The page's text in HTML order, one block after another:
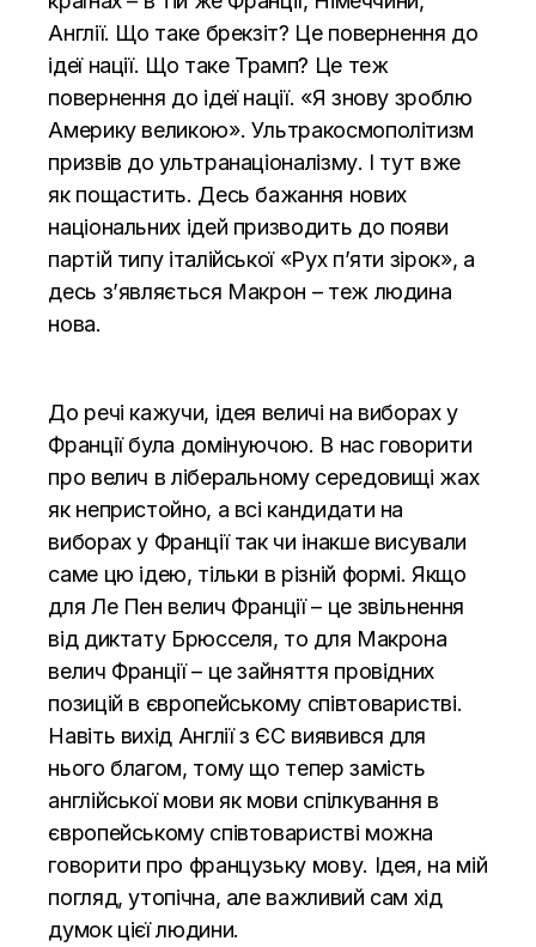
Англії. Що таке брекзіт? Це повернення до
ідеї нації. Що таке Трамп? Це теж
повернення до ідеї нації. «Я знову зроблю
Америку великою». Ультракосмополітизм
призвів до ультранаціоналізму. І тут вже
як пощастить. Десь бажання нових
національних ідей призводить до появи
партій типу італійської «Рух п’яти зірок», а
десь з’являється Макрон – теж людина
нова.
До речі кажучи, ідея величі на виборах у
Франції була домінуючою. В нас говорити
про велич в ліберальному середовищі жах
як непристойно, а всі кандидати на
виборах у Франції так чи інакше висували
саме цю ідею, тільки в різній формі. Якщо
для Ле Пен велич Франції – це звільнення
від диктату Брюсселя, то для Макрона
велич Франції – це зайняття провідних
позицій в європейському співтоваристві.
Навіть вихід Англії з ЄС виявився для
нього благом, тому що тепер замість
англійської мови як мови спілкування в
європейському співтоваристві можна
говорити про французьку мову. Ідея, на мій
погляд, утопічна, але важливий сам хід
думок цієї людини.